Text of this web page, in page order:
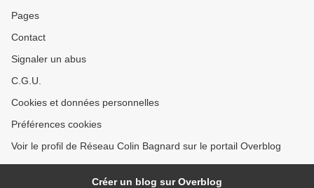
Pages
Contact
Signaler un abus
C.G.U.
Cookies et données personnelles
Préférences cookies
Voir le profil de Réseau Colin Bagnard sur le portail Overblog
Créer un blog sur Overblog